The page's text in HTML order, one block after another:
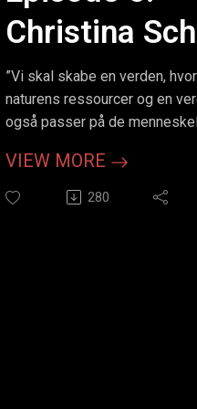
Christina
Den 3-
bundlinje?
”Vi skal skabe en verden,
naturens ressourcer og en
også passer på de
sekretariatschef, Foreningen
Byggeriets Samfundsansvar.
VIEW MORE
280